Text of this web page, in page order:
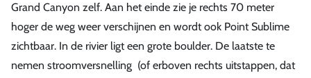
Grand Canyon zelf. Aan het einde zie je rechts 70 meter
hoger de weg weer verschijnen en wordt ook Point Sublime
zichtbaar. In de rivier ligt een grote boulder. De laatste te
nemen stroomversnelling (of erboven rechts uitstappen, dat